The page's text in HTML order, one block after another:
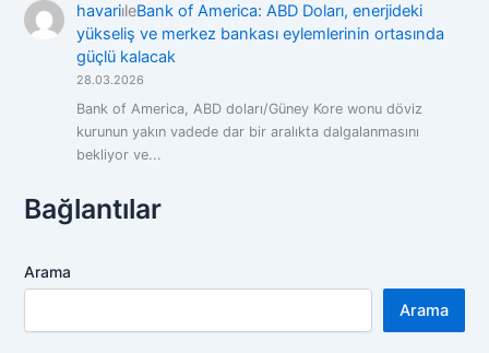
havarii̇leBank of America: ABD Doları, enerjideki
yükseliş ve merkez bankası eylemlerinin ortasında
güçlü kalacak
28.03.2026
Bank of America, ABD doları/Güney Kore wonu döviz
kurunun yakın vadede dar bir aralıkta dalgalanmasını
bekliyor ve...
Bağlantılar
Arama
Arama